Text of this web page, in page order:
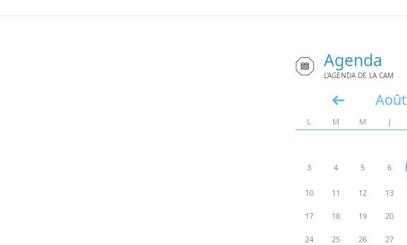
Agenda
L'AGENDA DE LA CAM
Août
«
L M M J
3 4 5 6
10 11 12 13
17 18 19 20
24 25 26 27